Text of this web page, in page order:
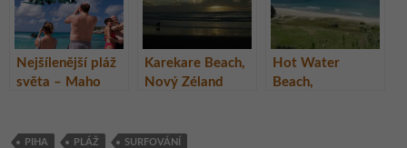
Nejšílenější pláž
světa – Maho
(Svatý Martin)
Karekare Beach,
Nový Zéland
Hot Water
Beach,
PIHA PLÁŽ SURFOVÁNÍ